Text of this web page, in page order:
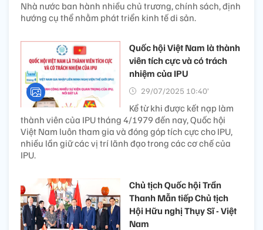
Nhà nước ban hành nhiều chủ trương, chính sách, định
hướng cụ thể nhằm phát triển kinh tế di sản.
Quốc hội Việt Nam là thành
viên tích cực và có trách
nhiệm của IPU
29/07/2025 10:40’
Kể từ khi được kết nạp làm
thành viên của IPU tháng 4/1979 đến nay, Quốc hội
Việt Nam luôn tham gia và đóng góp tích cực cho IPU,
nhiều lần giữ các vị trí lãnh đạo trong các cơ chế của
IPU.
Chủ tịch Quốc hội Trần
Thanh Mẫn tiếp Chủ tịch
Hội Hữu nghị Thụy Sĩ - Việt
Nam